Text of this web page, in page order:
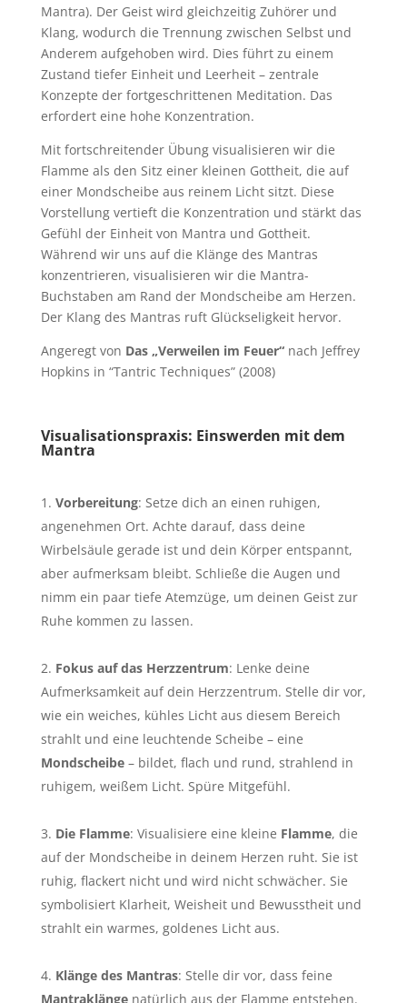
Mantra). Der Geist wird gleichzeitig Zuhörer und
Klang, wodurch die Trennung zwischen Selbst und
Anderem aufgehoben wird. Dies führt zu einem
Zustand tiefer Einheit und Leerheit – zentrale
Konzepte der fortgeschrittenen Meditation. Das
erfordert eine hohe Konzentration.
Mit fortschreitender Übung visualisieren wir die
Flamme als den Sitz einer kleinen Gottheit, die auf
einer Mondscheibe aus reinem Licht sitzt. Diese
Vorstellung vertieft die Konzentration und stärkt das
Gefühl der Einheit von Mantra und Gottheit.
Während wir uns auf die Klänge des Mantras
konzentrieren, visualisieren wir die Mantra-
Buchstaben am Rand der Mondscheibe am Herzen.
Der Klang des Mantras ruft Glückseligkeit hervor.
Angeregt von Das „Verweilen im Feuer“ nach Jeffrey
Hopkins in “Tantric Techniques” (2008)
Visualisationspraxis: Einswerden mit dem
Mantra
Vorbereitung: Setze dich an einen ruhigen,
angenehmen Ort. Achte darauf, dass deine
Wirbelsäule gerade ist und dein Körper entspannt,
aber aufmerksam bleibt. Schließe die Augen und
nimm ein paar tiefe Atemzüge, um deinen Geist zur
Ruhe kommen zu lassen.
Fokus auf das Herzzentrum: Lenke deine
Aufmerksamkeit auf dein Herzzentrum. Stelle dir vor,
wie ein weiches, kühles Licht aus diesem Bereich
strahlt und eine leuchtende Scheibe – eine
Mondscheibe– bildet, flach und rund, strahlend in
ruhigem, weißem Licht. Spüre Mitgefühl.
Die Flamme: Visualisiere eine kleine Flamme, die
auf der Mondscheibe in deinem Herzen ruht. Sie ist
ruhig, flackert nicht und wird nicht schwächer. Sie
symbolisiert Klarheit, Weisheit und Bewusstheit und
strahlt ein warmes, goldenes Licht aus.
Klänge des Mantras: Stelle dir vor, dass feine
Mantraklängenatürlich aus der Flamme entstehen.